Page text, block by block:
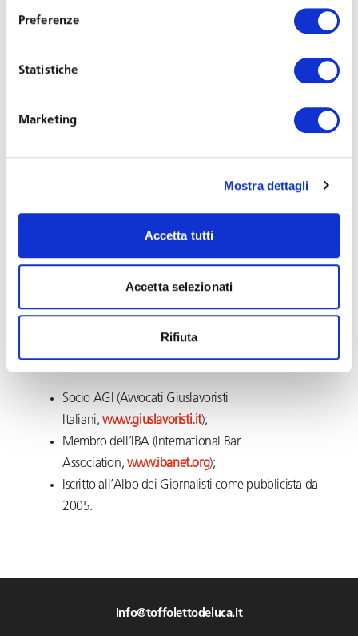
Preferenze
Statistiche
Marketing
Mostra dettagli
Accetta tutti
Accetta selezionati
Rifiuta
Iscritto all’Albo degli Avvocati di Genova dal 2006.
AREE DI ATTIVITÀ
Relazioni industriali;
Controllo a distanza dei lavoratori.
nazionali sia internazionali, in qualità di relatore e docente.
ASSOCIAZIONI
Socio AGI (Avvocati Giuslavoristi
Italiani, www.giuslavoristi.it);
Membro dell’IBA (International Bar
Association, www.ibanet.org);
Iscritto all’Albo dei Giornalisti come pubblicista da
2005.
info@toffolettodeluca.it